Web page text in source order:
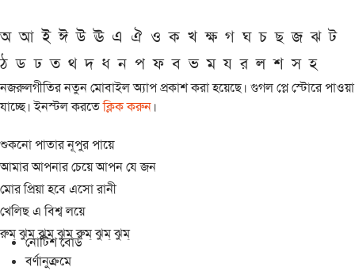
অ আ ই ঈ উ ঊ এ ঐ ও ক খ ক্ষ গ ঘ চ ছ জ ঝ ট
ঠ ড ঢ ত থ দ ধ ন প ফ ব ভ ম য র ল শ স হ
নজরুলগীতির নতুন মোবাইল অ্যাপ প্রকাশ করা হয়েছে। গুগল প্লে স্টোরে পাওয়া
যাচ্ছে। ইনস্টল করতেক্লিক করুন।
শুকনো পাতার নূপুর পায়ে
আমার আপনার চেয়ে আপন যে জন
মোর প্রিয়া হবে এসো রানী
খেলিছ এ বিশ্ব লয়ে
রুম্ ঝুম্ ঝুম্ ঝুম্ রুম্ ঝুম্ ঝুম্
নোটিশ বোর্ড
বর্ণানুক্রমে